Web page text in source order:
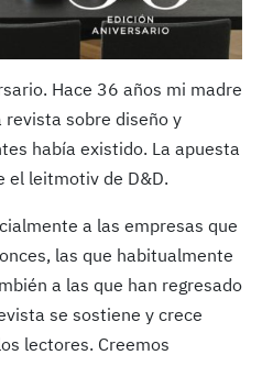
Hace 36 años mi madre
revista sobre diseño y
había existido. La apuesta
el leitmotiv de D&D.
a las empresas que
las que habitualmente
a las que han regresado
se sostiene y crece
lectores. Creemos